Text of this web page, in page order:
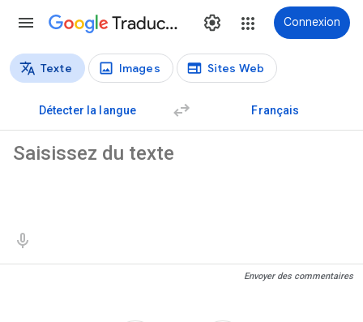
Traduction Connexion
Types de traductions
Texte Images Sites Web
Détecter la langue Français
Envoyer des commentaires